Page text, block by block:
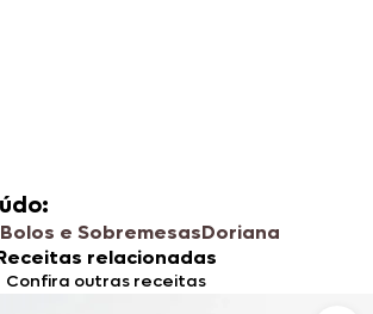
e SobremesasDoriana
relacionadas
Confira outras receitas